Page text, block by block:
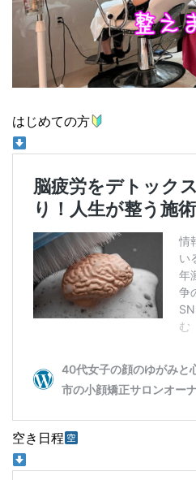
はじめての方
空き日程